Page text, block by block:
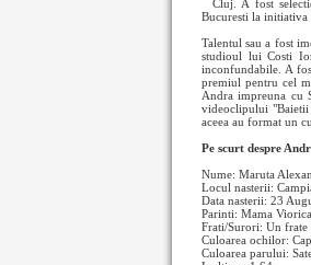
Cluj. A fost
Bucuresti la initiativa
Talentul sau a fost
studioul lui Costi
inconfundabile. A
premiul pentru cel
Andra impreuna cu
videoclipului "Baietii
aceea au format un
Pe scurt despre
Nume: Maruta
Locul nasterii:
Data nasterii: 23
Parinti: Mama
Frati/Surori: Un frate
Culoarea ochilor:
Culoarea parului: